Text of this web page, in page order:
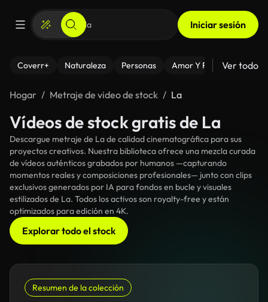
Iniciar sesión
Coverr+ Naturaleza Personas Amor Y Relaciones
Ver todo
Hogar Metraje de video de stock La
Vídeos de stock gratis de La
Descargue metraje de La de calidad cinematográfica para sus
proyectos creativos. Nuestra biblioteca ofrece una mezcla curada
de vídeos auténticos grabados por humanos —capturando
momentos reales y composiciones profesionales— junto con clips
exclusivos generados por IA para fondos en bucle y visuales
estilizados de La. Todos los activos son royalty-free y están
optimizados para edición en 4K.
Explorar todo el stock
Resumen de la colección